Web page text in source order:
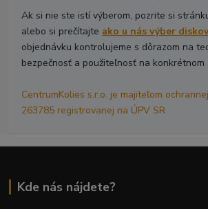
Ak si nie ste istí výberom, pozrite si
alebo si prečítajte ako u nás výber
objednávku kontrolujeme s dôrazom na
bezpečnosť a použiteľnosť na konkrétnom
CentrumKolies s.r.o. je majiteľom
263785 registrovanej na ÚPV SR
Kde nás nájdete?